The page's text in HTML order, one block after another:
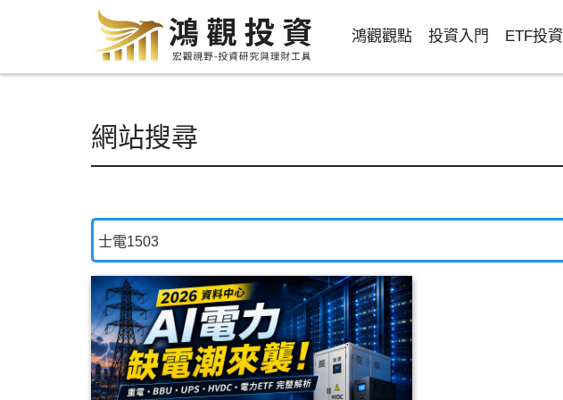
鴻觀觀點 投資入門 ETF投資
網站搜尋